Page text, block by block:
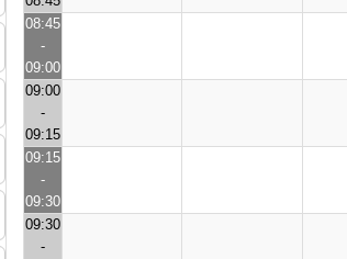
08:45
-
09:00
09:00
-
09:15
09:15
-
09:30
09:30
-